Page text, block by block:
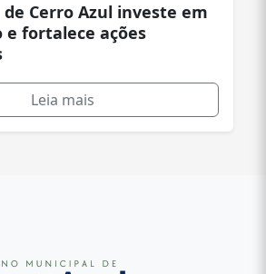
de Cerro Azul investe em
e fortalece ações
Leia mais